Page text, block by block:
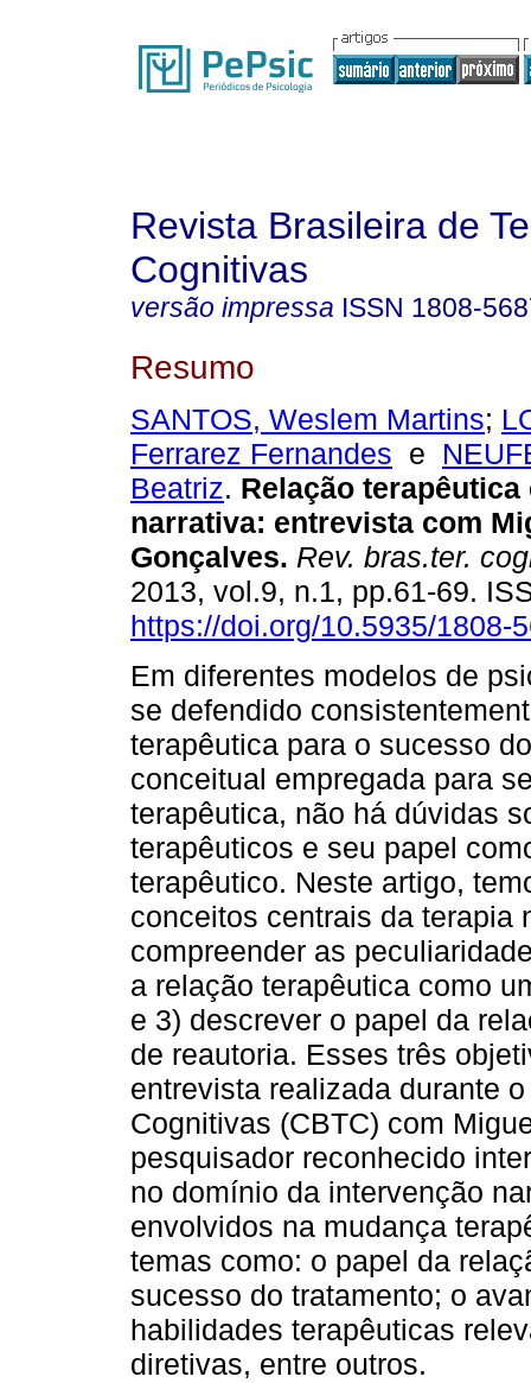
Revista Brasileira de
Cognitivas
versão impressa ISSN 1808-
Resumo
SANTOS, Weslem Martins;
Ferrarez Fernandes e
Beatriz. Relação terapêutica
narrativa: entrevista com
Gonçalves. Rev. bras.ter.
2013, vol.9, n.1, pp.61-69.
https://doi.org/10.5935/1808-
Em diferentes modelos de
se defendido
terapêutica para o sucesso
conceitual empregada para
terapêutica, não há dúvidas
terapêuticos e seu papel
terapêutico. Neste artigo,
conceitos centrais da terapia
compreender as
a relação terapêutica como
e 3) descrever o papel da
de reautoria. Esses três
entrevista realizada durante
Cognitivas (CBTC) com
pesquisador reconhecido
no domínio da intervenção
envolvidos na mudança
temas como: o papel da
sucesso do tratamento; o
habilidades terapêuticas
diretivas, entre outros.